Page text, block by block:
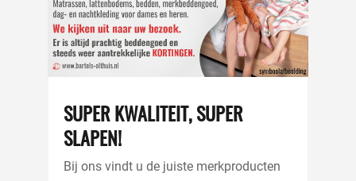
SUPER KWALITEIT, SUPER
SLAPEN!
Bij ons vindt u de juiste merkproducten